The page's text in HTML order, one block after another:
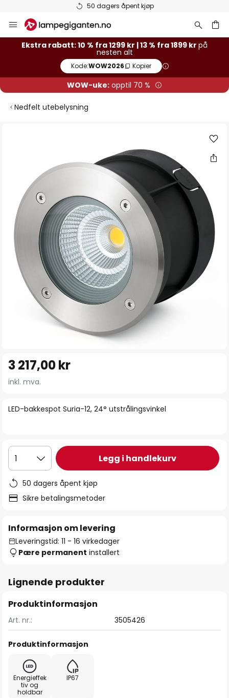
50 dagers åpent kjøp
Hopp
til
innhold
Ekstra rabatt: 10 % fra 1299 kr | 13 % fra 1899 kr på
nesten alt
Kode:WOW2026 Kopier
WOW-uke: opptil 70 %
Nedfelt utebelysning
bildegalleri
begynnelsen
bildegalleri
LED-bakkespot Suria-12, 24° utstrålingsvinkel
3 217,00 kr
inkl. mva.
1 Legg i handlekurv
50 dagers åpent kjøp
Sikre betalingsmetoder
Informasjon om levering
Leveringstid: 11 - 16 virkedager
Pære permanent installert
Lignende produkter
Produktinformasjon
Art. nr.: 3505426
Produktinformasjon
Energieffek
tiv og
holdbar
IP67